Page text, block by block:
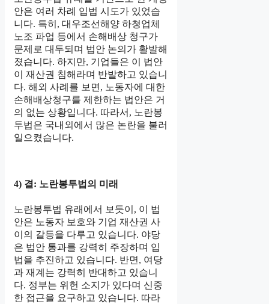
안은 여러 차례 입법 시도가 있었습
니다. 특히, 대우조선해양 하청업체
노조 파업 등에서 손해배상 청구가
문제로 대두되며 법안 논의가 활발해
졌습니다. 하지만, 기업들은 이 법안
이 재산권 침해라며 반발하고 있습니
다. 해외 사례를 보면, 노동자에 대한
손해배상청구를 제한하는 법안은 거
의 없는 상황입니다. 따라서, 노란봉
투법은 국내외에서 많은 논란을 불러
일으켰습니다.
4) 결: 노란봉투법의 미래
노란봉투법 유래에서 보듯이, 이 법
안은 노동자 보호와 기업 재산권 사
이의 갈등을 다루고 있습니다. 야당
은 법안 통과를 강력히 주장하며 입
법을 추진하고 있습니다. 반면, 여당
과 재계는 강력히 반대하고 있습니
다. 정부는 위헌 소지가 있다며 신중
한 접근을 요구하고 있습니다. 따라